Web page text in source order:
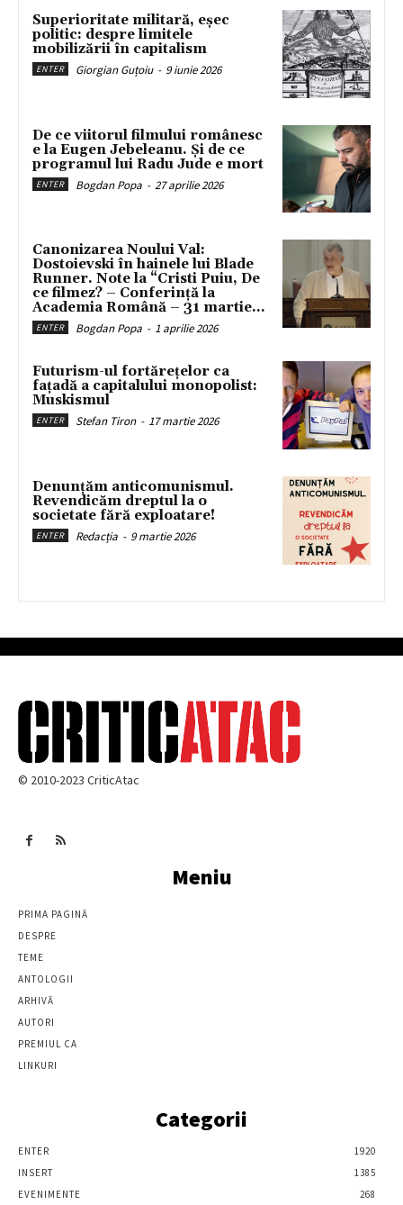
Superioritate militară, eșec
politic: despre limitele
mobilizării în capitalism
ENTER Giorgian Guțoiu - 9 iunie 2026
De ce viitorul filmului românesc
e la Eugen Jebeleanu. Și de ce
programul lui Radu Jude e mort
ENTER Bogdan Popa - 27 aprilie 2026
Canonizarea Noului Val:
Dostoievski în hainele lui Blade
Runner. Note la “Cristi Puiu, De
ce filmez? – Conferință la
Academia Română – 31 martie...
ENTER Bogdan Popa - 1 aprilie 2026
Futurism-ul fortărețelor ca
fațadă a capitalului monopolist:
Muskismul
ENTER Stefan Tiron - 17 martie 2026
Denunțăm anticomunismul.
Revendicăm dreptul la o
societate fără exploatare!
ENTER Redacția - 9 martie 2026
© 2010-2023 CriticAtac
Meniu
PRIMA PAGINĂ
DESPRE
TEME
ANTOLOGII
ARHIVĂ
AUTORI
PREMIUL CA
LINKURI
Categorii
ENTER
1920
INSERT
1385
EVENIMENTE
268